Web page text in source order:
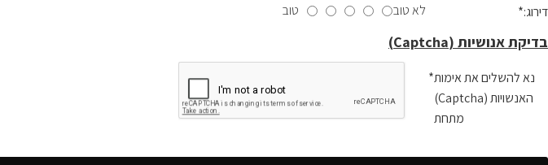
דירוג:
לא טוב טוב
בדיקת אנושיות (Captcha)
נא להשלים את אימות
האנשויות (Captcha)
מתחת